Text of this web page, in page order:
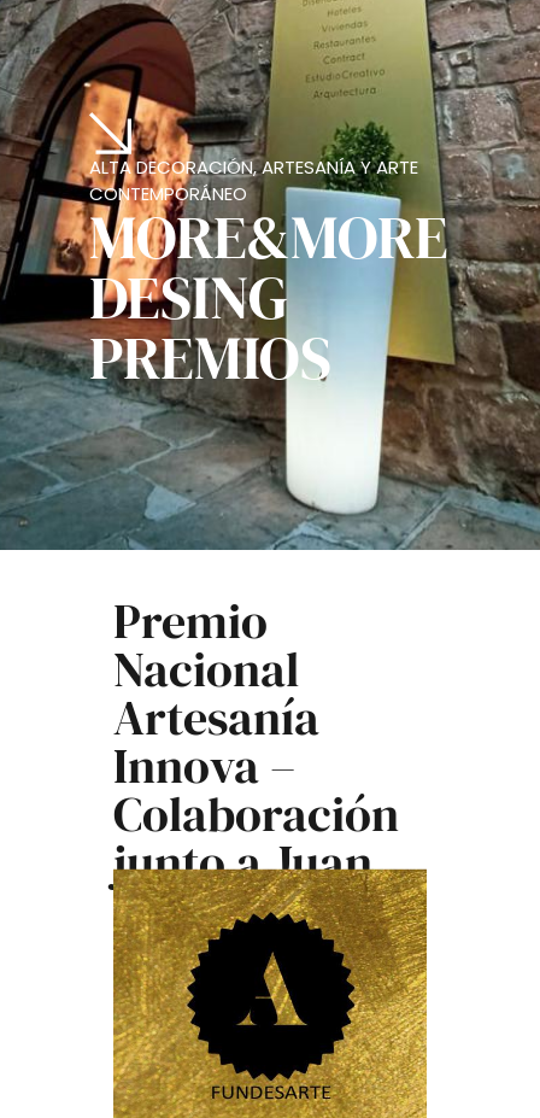
ALTA DECORACIÓN, ARTESANÍA Y ARTE
CONTEMPORÁNEO
MORE&MORE
DESING
PREMIOS
Premio
Nacional
Artesanía
Innova –
Colaboración
junto a Juan
Pablo Tito